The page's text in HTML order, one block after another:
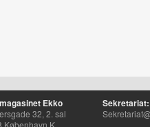
Ekko
32, 2. sal
København K
Sekretariat: